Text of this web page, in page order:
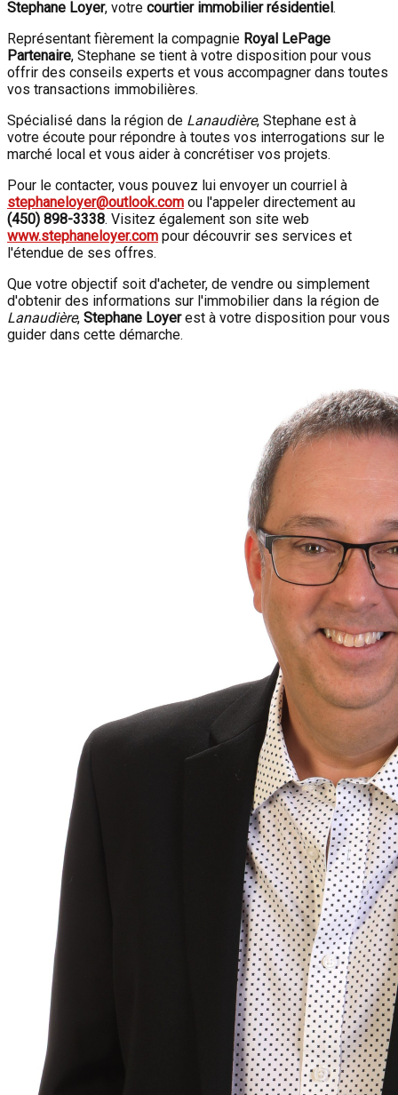
Stephane Loyer, votre courtier immobilier résidentiel .
Représentant fièrement la compagnie Royal LePage
Partenaire, Stephane se tient à votre disposition pour vous
offrir des conseils experts et vous accompagner dans toutes
vos transactions immobilières.
Spécialisé dans la région de Lanaudière, Stephane est à
votre écoute pour répondre à toutes vos interrogations sur le
marché local et vous aider à concrétiser vos projets.
Pour le contacter, vous pouvez lui envoyer un courriel à
stephaneloyer@outlook.com ou l'appeler directement au
(450) 898-3338. Visitez également son site web
www.stephaneloyer.com pour découvrir ses services et
l'étendue de ses offres.
Que votre objectif soit d'acheter, de vendre ou simplement
d'obtenir des informations sur l'immobilier dans la région de
Lanaudière, Stephane Loyerest à votre disposition pour vous
guider dans cette démarche.